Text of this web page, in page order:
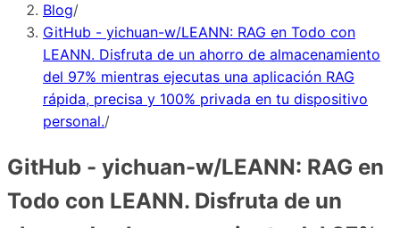
Blog/
GitHub - yichuan-w/LEANN: RAG en Todo con
LEANN. Disfruta de un ahorro de almacenamiento
del 97% mientras ejecutas una aplicación RAG
rápida, precisa y 100% privada en tu dispositivo
personal./
GitHub - yichuan-w/LEANN: RAG en
Todo con LEANN. Disfruta de un